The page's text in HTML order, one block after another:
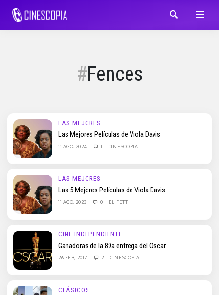
Fences
LAS MEJORES
Las Mejores Películas de Viola Davis
11 AGO, 2024 1 CINESCOPIA
LAS MEJORES
Las 5 Mejores Películas de Viola Davis
11 AGO, 2023 0 EL FETT
CINE INDEPENDIENTE
Ganadoras de la 89a entrega del Oscar
26 FEB, 2017 2 CINESCOPIA
CLÁSICOS